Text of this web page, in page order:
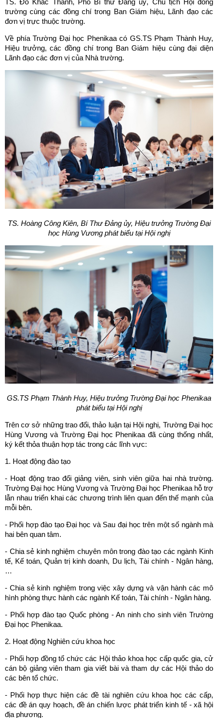
TS. Đỗ Khắc Thanh, Phó Bí thư Đảng uỷ, Chủ tịch Hội đồng
trường cùng các đồng chí trong Ban Giám hiệu, Lãnh đạo các
đơn vị trực thuộc trường.
Về phía Trường Đại học Phenikaa có GS.TS Phạm Thành Huy,
Hiệu trưởng, các đồng chí trong Ban Giám hiệu cùng đại diện
Lãnh đạo các đơn vị của Nhà trường.
TS. Hoàng Công Kiên, Bí Thư Đảng ủy, Hiệu trưởng Trường Đại
học Hùng Vương phát biểu tại Hội nghị
GS.TS Phạm Thành Huy, Hiệu trưởng Trường Đại học Phenikaa
phát biểu tại Hội nghị
Trên cơ sở những trao đổi, thảo luận tại Hội nghị, Trường Đại học
Hùng Vương và Trường Đại học Phenikaa đã cùng thống nhất,
ký kết thỏa thuận hợp tác trong các lĩnh vực:
1. Hoạt động đào tạo
- Hoạt động trao đổi giảng viên, sinh viên giữa hai nhà trường.
Trường Đại học Hùng Vương và Trường Đại học Phenikaa hỗ trợ
lẫn nhau triển khai các chương trình liên quan đến thế mạnh của
mỗi bên.
- Phối hợp đào tạo Đại học và Sau đại học trên một số ngành mà
hai bên quan tâm.
- Chia sẻ kinh nghiệm chuyên môn trong đào tạo các ngành Kinh
tế, Kế toán, Quản trị kinh doanh, Du lịch, Tài chính - Ngân hàng,
…
- Chia sẻ kinh nghiệm trong việc xây dựng và vận hành các mô
hình phòng thực hành các ngành Kế toán, Tài chính - Ngân hàng.
- Phối hợp đào tạo Quốc phòng - An ninh cho sinh viên Trường
Đại học Phenikaa.
2. Hoạt động Nghiên cứu khoa học
- Phối hợp đồng tổ chức các Hội thảo khoa học cấp quốc gia, cử
cán bộ giảng viên tham gia viết bài và tham dự các Hội thảo do
các bên tổ chức.
- Phối hợp thực hiện các đề tài nghiên cứu khoa học các cấp,
các đề án quy hoạch, đề án chiến lược phát triển kinh tế - xã hội
địa phương.